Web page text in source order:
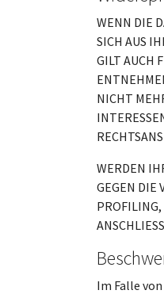
WENN DIE
SICH AUS
GILT AUCH
NICHT
WERDEN
GEGEN DIE
PROFILING,
Im Falle